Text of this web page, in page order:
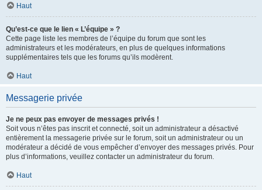
Haut
Qu’est-ce que le lien « L’équipe » ?
Cette page liste les membres de l’équipe du forum que sont les
administrateurs et les modérateurs, en plus de quelques informations
supplémentaires tels que les forums qu’ils modèrent.
Haut
Messagerie privée
Je ne peux pas envoyer de messages privés !
Soit vous n’êtes pas inscrit et connecté, soit un administrateur a désactivé
entièrement la messagerie privée sur le forum, soit un administrateur ou un
modérateur a décidé de vous empêcher d’envoyer des messages privés. Pour
plus d’informations, veuillez contacter un administrateur du forum.
Haut